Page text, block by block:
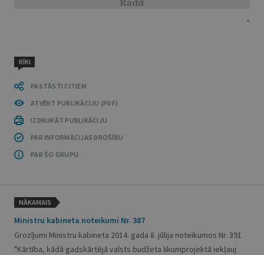
"
RĪKI
PASTĀSTI CITIEM
ATVĒRT PUBLIKĀCIJU (PDF)
IZDRUKĀT PUBLIKĀCIJU
PAR INFORMĀCIJAS DROŠĪBU
PAR ŠO GRUPU
NĀKAMAIS
Ministru kabineta noteikumi Nr. 387
Grozījumi Ministru kabineta 2014. gada 8. jūlija noteikumos Nr. 391
"Kārtība, kādā gadskārtējā valsts budžeta likumprojektā iekļauj